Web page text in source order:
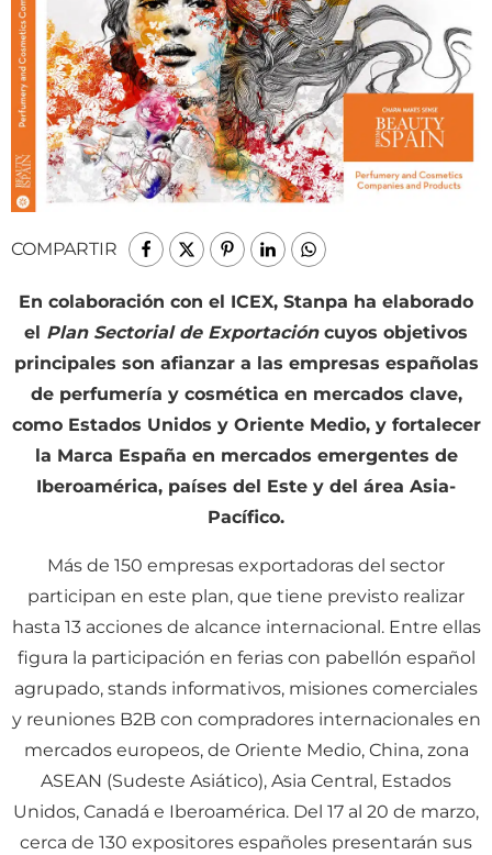
COMPARTIR
En colaboración con el ICEX, Stanpa ha elaborado
el Plan Sectorial de Exportacióncuyos objetivos
principales son afianzar a las empresas españolas
de perfumería y cosmética en mercados clave,
como Estados Unidos y Oriente Medio, y fortalecer
la Marca España en mercados emergentes de
Iberoamérica, países del Este y del área Asia-
Pacífico.
Más de 150 empresas exportadoras del sector
participan en este plan, que tiene previsto realizar
hasta 13 acciones de alcance internacional. Entre ellas
figura la participación en ferias con pabellón español
agrupado, stands informativos, misiones comerciales
y reuniones B2B con compradores internacionales en
mercados europeos, de Oriente Medio, China, zona
ASEAN (Sudeste Asiático), Asia Central, Estados
Unidos, Canadá e Iberoamérica. Del 17 al 20 de marzo,
cerca de 130 expositores españoles presentarán sus